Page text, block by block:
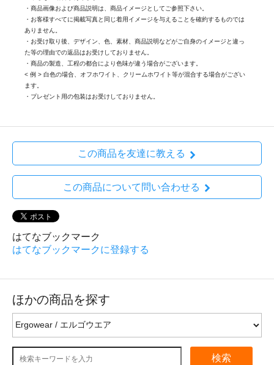
・商品画像および商品説明は、商品イメージとしてご参照下さい。
・お客様すべてに掲載写真と同じ着用イメージを与えることを確約するものでは
ありません。
・お受け取り後、デザイン、色、素材、商品説明などがご自身のイメージと違っ
た等の理由での返品はお受けしておりません。
・商品の製造、工程の都合により色味が違う場合がございます。
< 例 > 白色の場合、オフホワイト、クリームホワイト等が混合する場合がござい
ます。
・プレゼント用の包装はお受けしておりません。
この商品を友達に教える
この商品について問い合わせる
はてなブックマーク
はてなブックマークに登録する
ほかの商品を探す
検索